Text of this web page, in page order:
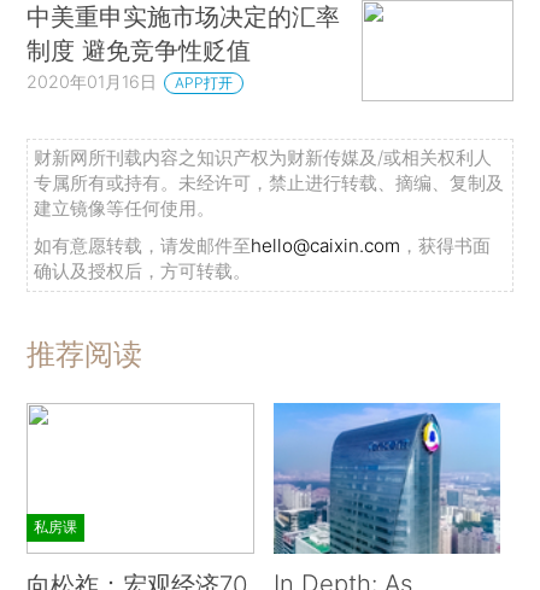
中美重申实施市场决定的汇率
制度 避免竞争性贬值
2020年01月16日 APP打开
财新网所刊载内容之知识产权为财新传媒及/或相关权利人
专属所有或持有。未经许可，禁止进行转载、摘编、复制及
建立镜像等任何使用。
如有意愿转载，请发邮件至hello@caixin.com ，获得书面
确认及授权后，方可转载。
推荐阅读
私房课
In Depth: As